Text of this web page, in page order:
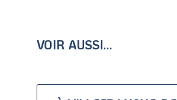
VOIR AUSSI...